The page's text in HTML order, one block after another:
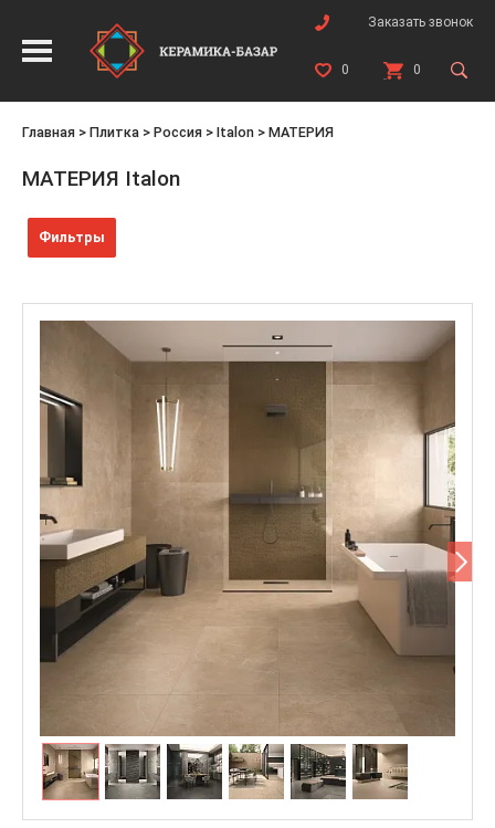
Заказать звонок
0 0
Главная > Плитка > Россия > Italon > МАТЕРИЯ
МАТЕРИЯ Italon
Фильтры